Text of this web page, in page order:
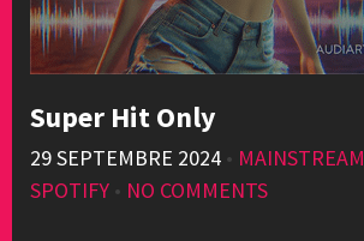
Super Hit Only
29 SEPTEMBRE 2024 • MAINSTREAM
SPOTIFY • NO COMMENTS